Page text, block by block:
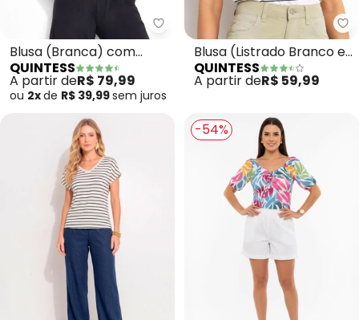
Quintess - Blusa (Branca) com
Blusa (Branca) com
Bordados em Ramos
QUINTESS
A partir deR$ 79,99
ou 2xde R$ 39,99sem juros
Blusa (Listrado Branco e
Preto) em Malha de
Algodã
QUINTESS
A partir deR$ 59,99
-54%